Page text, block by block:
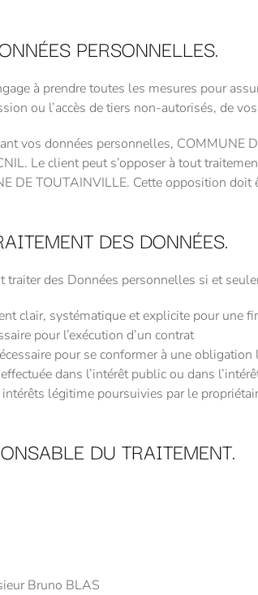
PERSONNELLES.
à prendre toutes les mesures pour
ou l’accès de tiers non-autorisés, de
vos données personnelles, COMMUNE
Le client peut s’opposer à tout
DE TOUTAINVILLE. Cette opposition
DES DONNÉES.
des Données personnelles si et
clair, systématique et explicite pour une
pour l’exécution d’un contrat
pour se conformer à une
dans l’intérêt public ou dans
légitime poursuivies par le
DU TRAITEMENT.
Bruno BLAS